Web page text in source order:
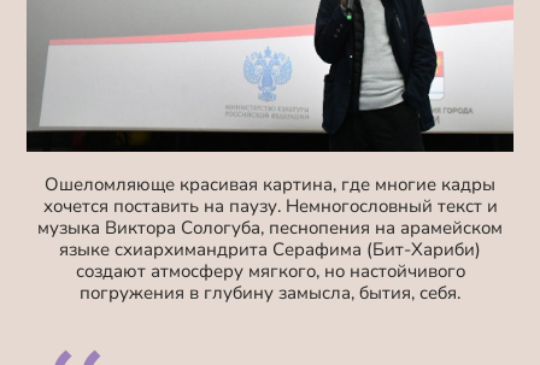
Ошеломляюще красивая картина, где многие кадры
хочется поставить на паузу. Немногословный текст и
музыка Виктора Сологуба, песнопения на арамейском
языке схиархимандрита Серафима (Бит-Хариби)
создают атмосферу мягкого, но настойчивого
погружения в глубину замысла, бытия, себя.